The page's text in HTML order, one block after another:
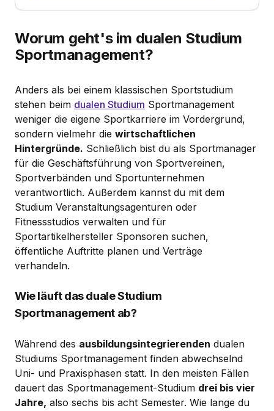
Worum geht's im dualen Studium
Sportmanagement?
Anders als bei einem klassischen Sportstudium
stehen beim dualen Studium Sportmanagement
weniger die eigene Sportkarriere im Vordergrund,
sondern vielmehr die wirtschaftlichen
Hintergründe. Schließlich bist du als Sportmanager
für die Geschäftsführung von Sportvereinen,
Sportverbänden und Sportunternehmen
verantwortlich. Außerdem kannst du mit dem
Studium Veranstaltungsagenturen oder
Fitnessstudios verwalten und für
Sportartikelhersteller Sponsoren suchen,
öffentliche Auftritte planen und Verträge
verhandeln.
Wie läuft das duale Studium
Sportmanagement ab?
Während des ausbildungsintegrierenden dualen
Studiums Sportmanagement finden abwechselnd
Uni- und Praxisphasen statt. In den meisten Fällen
dauert das Sportmanagement-Studium drei bis vier
Jahre, also sechs bis acht Semester. Wie lange du